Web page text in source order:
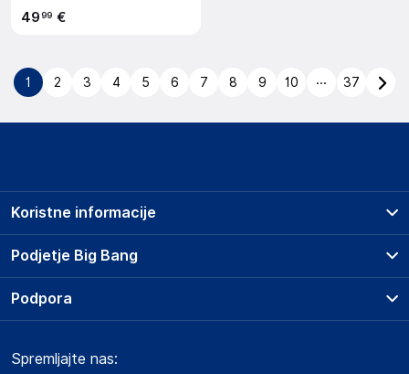
4999 €
1 2 3 4 5 6 7 8 9 10 ... 37
Podjetje Big Bang
O podjetju
Obvestila za javnost
Koristne informacije
Prodajna mesta
Storitve
Dostava, vnos in odvoz
Načini plačila
Podpora
Marketplace
Spremljajte nas: